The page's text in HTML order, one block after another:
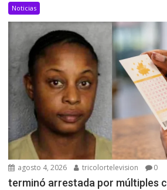
Noticias
agosto 4, 2026 tricolortelevision 0
terminó arrestada por múltiples